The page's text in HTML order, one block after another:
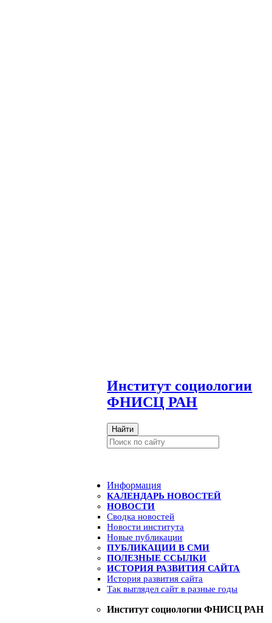
Институт социологии
ФНИСЦ РАН
Найти
Информация
КАЛЕНДАРЬ НОВОСТЕЙ
НОВОСТИ
Сводка новостей
Новости института
Новые публикации
ПУБЛИКАЦИИ В СМИ
ПОЛЕЗНЫЕ ССЫЛКИ
ИСТОРИЯ РАЗВИТИЯ САЙТА
История развития сайта
Так выглядел сайт в разные годы
Институт социологии ФНИСЦ РАН